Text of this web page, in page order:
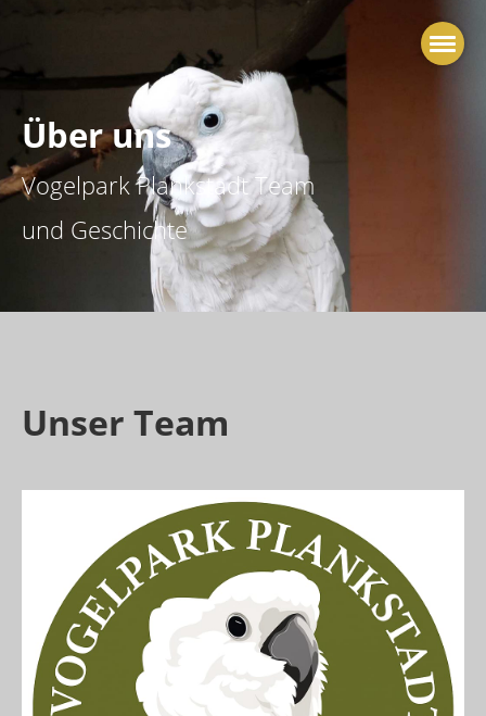
Über uns
Vogelpark Plankstadt Team
und Geschichte
Unser Team